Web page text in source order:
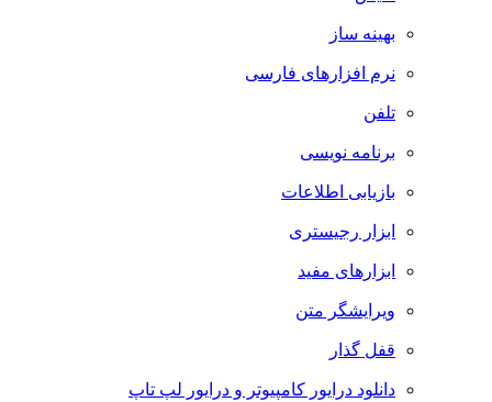
بهینه ساز
نرم افزارهای فارسی
تلفن
برنامه نویسی
بازیابی اطلاعات
ابزار رجیستری
ابزارهای مفید
ویرایشگر متن
قفل گذار
دانلود درایور کامپیوتر و درایور لپ تاپ